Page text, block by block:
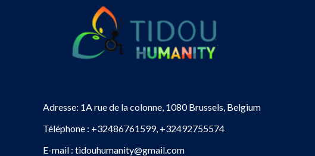
Adresse: 1A rue de la colonne, 1080 Brussels, Belgium
Téléphone : +32486761599, +32492755574
E-mail : tidouhumanity@gmail.com